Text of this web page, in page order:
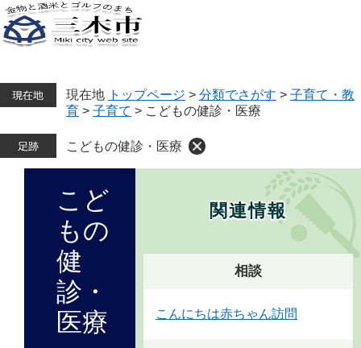
ペ
ー
ジ
頭
で
メ
ニ
ュ
飛
ば
本
ー
現在地 トップページ > 分類でさがす > 子育て・教
育 > 子育て > こどもの健診・医療
こどもの健診・医療
こど
もの
健
診・
医療
関連情報
相談
こんにちは赤ちゃん訪問